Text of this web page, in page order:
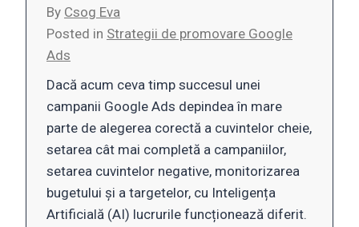
By Csog Eva
Posted in Strategii de promovare Google
Ads
Dacă acum ceva timp succesul unei
campanii Google Ads depindea în mare
parte de alegerea corectă a cuvintelor cheie,
setarea cât mai completă a campaniilor,
setarea cuvintelor negative, monitorizarea
bugetului și a targetelor, cu Inteligența
Artificială (AI) lucrurile funcționează diferit.